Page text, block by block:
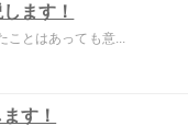
ます！
ことはあっても意...
す！